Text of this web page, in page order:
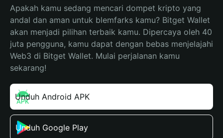
Apakah kamu sedang mencari dompet kripto yang
andal dan aman untuk blemfarks kamu? Bitget Wallet
akan menjadi pilihan terbaik kamu. Dipercaya oleh 40
juta pengguna, kamu dapat dengan bebas menjelajahi
Web3 di Bitget Wallet. Mulai perjalanan kamu
sekarang!
Unduh Android APK
Unduh Google Play